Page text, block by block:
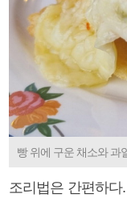
빵 위에 구운 채소와 과
조리법은 간편하